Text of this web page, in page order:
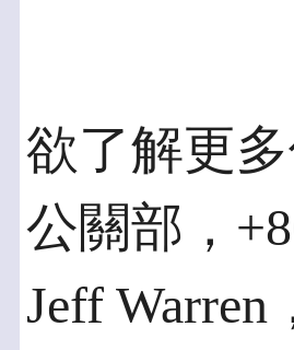
欲了解更
公關部，
Jeff